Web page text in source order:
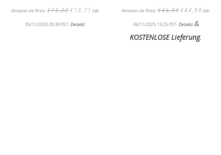
Amazon.de Preis:€15,22
war:
€ 13,71
Preis
(ab
05/11/2025 05:30 PST-Details)
Amazon.de Preis:€46,99
war:
€44,99
Preis
(ab
06/11/2025 13:25 PST-Details)&
KOSTENLOSE Lieferung.